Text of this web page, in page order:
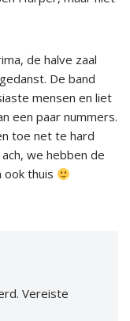
de halve zaal
De band
mensen en liet
een paar nummers.
toe net te hard
we hebben de
ook thuis
Vereiste